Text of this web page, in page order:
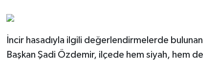
​İncir hasadıyla ilgili değerlendirmelerde bulunan
Başkan Şadi Özdemir, ilçede hem siyah, hem de